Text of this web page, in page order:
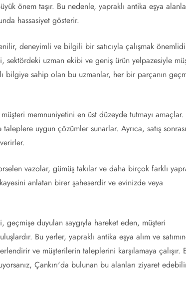
önem taşır. Bu nedenle, yapraklı antika eşya
hassasiyet gösterir.
deneyimli ve bilgili bir satıcıyla çalışmak
sektördeki uzman ekibi ve geniş ürün yelpazesiyle
bilgiye sahip olan bu uzmanlar, her bir parçanın
memnuniyetini en üst düzeyde tutmayı amaçlar.
uygun çözümler sunarlar. Ayrıca, satış sonrası
vazolar, gümüş takılar ve daha birçok farklı
anlatan birer şaheserdir ve evinizde veya
geçmişe duyulan saygıyla hareket eden, müşteri
Bu yerler, yapraklı antika eşya alım ve
ve müşterilerin taleplerini karşılamaya çalışır.
Çankırı'da bulunan bu alanları ziyaret